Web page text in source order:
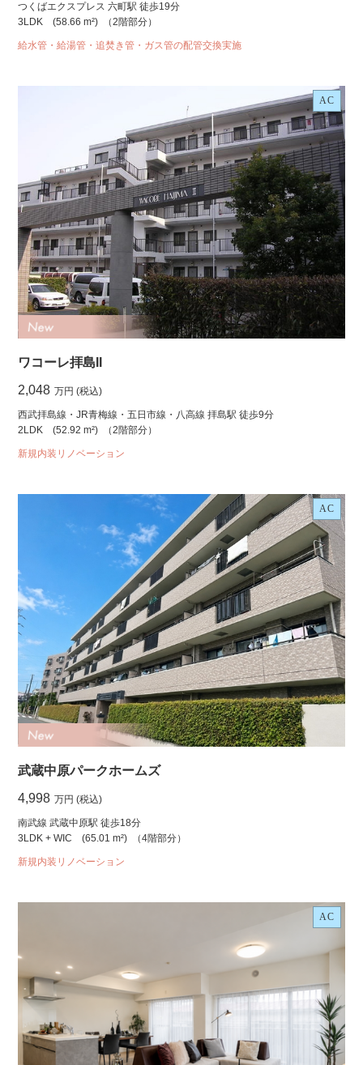
つくばエクスプレス 六町駅 徒歩19分
3LDK
(58.66 m²) （2階部分）
給水管・給湯管・追焚き管・ガス管の配管交換実施
AC
ワコーレ拝島II
2,048 万円 (税込)
西武拝島線・JR青梅線・五日市線・八高線 拝島駅 徒歩9分
2LDK
(52.92 m²) （2階部分）
新規内装リノベーション
AC
武蔵中原パークホームズ
4,998 万円 (税込)
南武線 武蔵中原駅 徒歩18分
3LDK + WIC
(65.01 m²) （4階部分）
新規内装リノベーション
AC